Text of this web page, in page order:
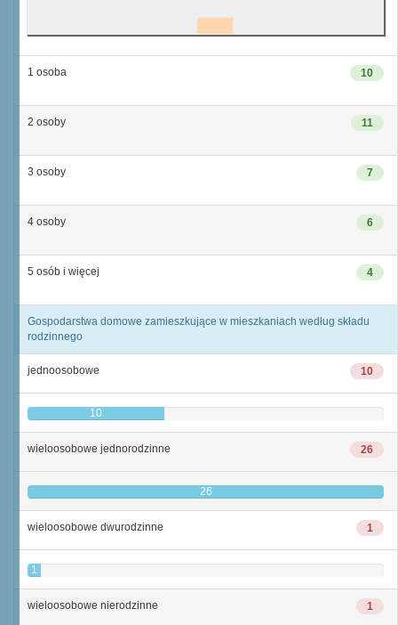
10
1 osoba
11
2 osoby
7
3 osoby
6
4 osoby
4
5 osób i więcej
Gospodarstwa domowe zamieszkujące w mieszkaniach według składu
rodzinnego
10
jednoosobowe
10
26
wieloosobowe jednorodzinne
26
1
wieloosobowe dwurodzinne
1
1
wieloosobowe nierodzinne